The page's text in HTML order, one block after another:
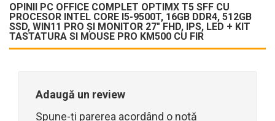
OPINII PC OFFICE COMPLET OPTIMX T5 SFF CU
PROCESOR INTEL CORE I5-9500T, 16GB DDR4, 512GB
SSD, WIN11 PRO ȘI MONITOR 27" FHD, IPS, LED + KIT
TASTATURA SI MOUSE PRO KM500 CU FIR
Adaugă un review
Spune-ți parerea acordând o notă